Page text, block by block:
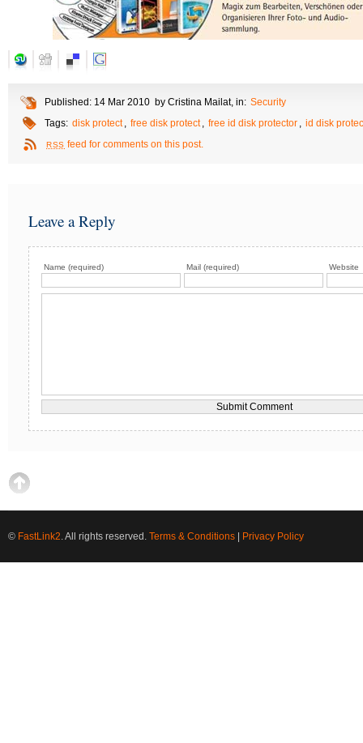
Published: 14 Mar 2010 by Cristina Mailat, in: Security
Tags: disk protect free disk protect free id disk protector id disk
RSS feed for comments on this post.
Leave a Reply
Name (required) Mail (required) Website
© FastLink2 . All rights reserved. Terms & Conditions Privacy Policy